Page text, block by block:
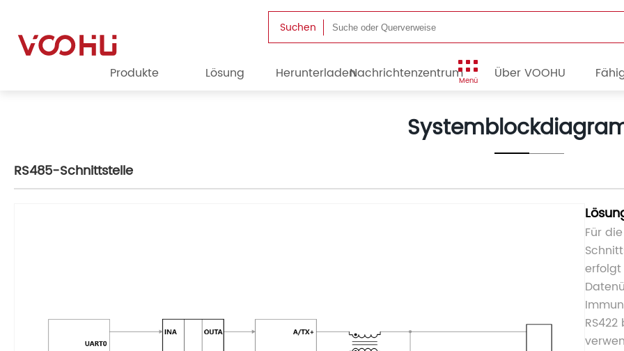
Suchen
Produkte Lösung HerunterladenNachrichtenzentrumMenü Über VOOHU
RS485-Schnittstelle
Für